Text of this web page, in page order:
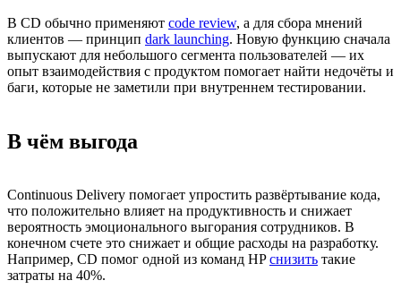
В CD обычно применяют code review, а для сбора мнений
клиентов — принцип dark launching. Новую функцию сначала
выпускают для небольшого сегмента пользователей — их
опыт взаимодействия с продуктом помогает найти недочёты и
баги, которые не заметили при внутреннем тестировании.
В чём выгода
Continuous Delivery помогает упростить развёртывание кода,
что положительно влияет на продуктивность и снижает
вероятность эмоционального выгорания сотрудников. В
конечном счете это снижает и общие расходы на разработку.
Например, CD помог одной из команд HPснизить такие
затраты на 40%.